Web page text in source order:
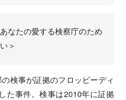
なたの愛する検察庁のため
＞
の検事が証拠のフロッピーディ
た事件。検事は2010年に証拠